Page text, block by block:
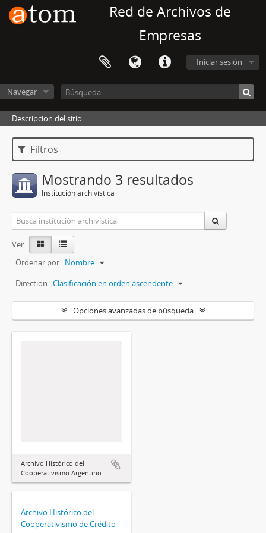
Red de Archivos de
Empresas
Iniciar sesión
Navegar
Descripcion del sitio
Filtros
Mostrando 3 resultados
Institución archivística
Ver :
Ordenar por: Nombre
Direction: Clasificación en orden ascendente
Opciones avanzadas de búsqueda
Archivo Histórico del
Cooperativismo Argentino
Archivo Histórico del
Cooperativismo de Crédito